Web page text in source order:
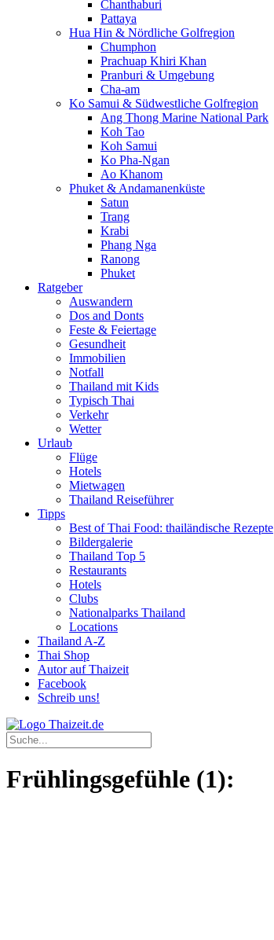
Chanthaburi
Pattaya
Hua Hin & Nördliche Golfregion
Chumphon
Prachuap Khiri Khan
Pranburi & Umgebung
Cha-am
Ko Samui & Südwestliche Golfregion
Ang Thong Marine National Park
Koh Tao
Koh Samui
Ko Pha-Ngan
Ao Khanom
Phuket & Andamanenküste
Satun
Trang
Krabi
Phang Nga
Ranong
Phuket
Ratgeber
Auswandern
Dos and Donts
Feste & Feiertage
Gesundheit
Immobilien
Notfall
Thailand mit Kids
Typisch Thai
Verkehr
Wetter
Urlaub
Flüge
Hotels
Mietwagen
Thailand Reiseführer
Tipps
Best of Thai Food: thailändische Rezepte
Bildergalerie
Thailand Top 5
Restaurants
Hotels
Clubs
Nationalparks Thailand
Locations
Thailand A-Z
Thai Shop
Autor auf Thaizeit
Facebook
Schreib uns!
Frühlingsgefühle (1):